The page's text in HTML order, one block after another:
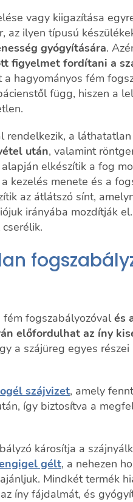
vagy kiigazítása
az ilyen típusú
gyógyítására.
figyelmet fordítani a
a hagyományos fém
függ, hiszen a
a
után, valamint
elkészítik a fog
kezelés menete és a
az átlátszó sínt,
irányába mozdítják el.
fogszabályozóvalés
előfordulhat az íny
a szájüreg egyes
szájvizet, amely
így biztosítva a
károsítja a
gélt, a nehezen
Mindkét termék
íny fájdalmát, és